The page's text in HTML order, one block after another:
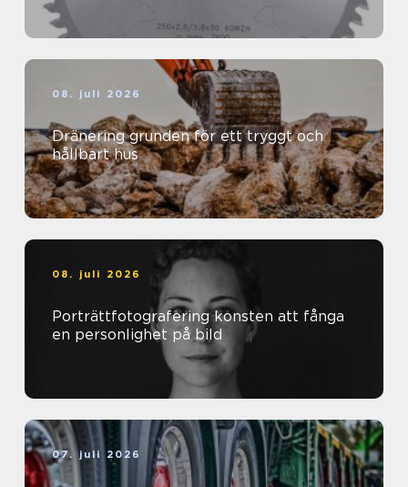
08. juli 2026
Dränering grunden för ett tryggt och
hållbart hus
08. juli 2026
Porträttfotografering konsten att fånga
en personlighet på bild
07. juli 2026